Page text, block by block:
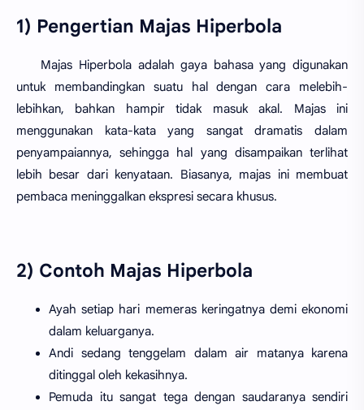
1) Pengertian Majas Hiperbola
Majas Hiperbola adalah gaya bahasa yang digunakan
untuk membandingkan suatu hal dengan cara melebih-
lebihkan, bahkan hampir tidak masuk akal. Majas ini
menggunakan kata-kata yang sangat dramatis dalam
penyampaiannya, sehingga hal yang disampaikan terlihat
lebih besar dari kenyataan. Biasanya, majas ini membuat
pembaca meninggalkan ekspresi secara khusus.
2) Contoh Majas Hiperbola
Ayah setiap hari memeras keringatnya demi ekonomi
dalam keluarganya.
Andi sedang tenggelam dalam air matanya karena
ditinggal oleh kekasihnya.
Pemuda itu sangat tega dengan saudaranya sendiri